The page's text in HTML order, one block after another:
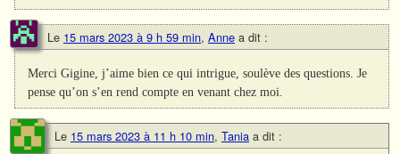
Le 15 mars 2023 à 9 h 59 min, Anne a dit :
Merci Gigine, j’aime bien ce qui intrigue, soulève des questions. Je
pense qu’on s’en rend compte en venant chez moi.
Le 15 mars 2023 à 11 h 10 min, Tania a dit :